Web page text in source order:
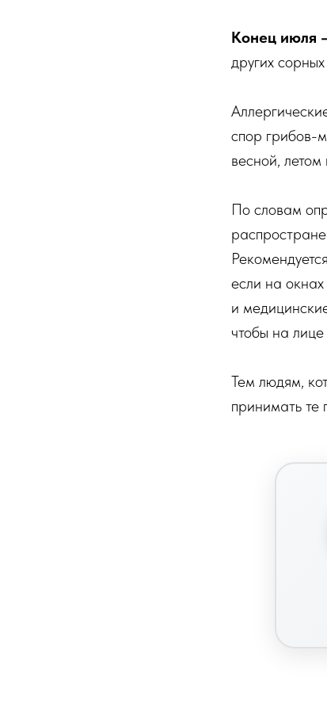
Конец июля
других
спор грибов-
весной,
По словам
если на
и
чтобы на
Тем людям,
принимать те